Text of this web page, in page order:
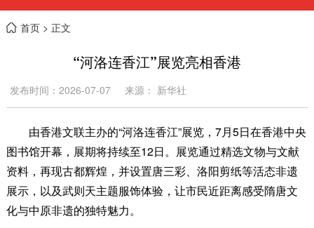
首页> 正文
“河洛连香江”展览亮相香港
发布时间：2026-07-07 来源： 新华社
由香港文联主办的“河洛连香江”展览，7月5日在香港中央
图书馆开幕，展期将持续至12日。展览通过精选文物与文献
资料，再现古都辉煌，并设置唐三彩、洛阳剪纸等活态非遗
展示，以及武则天主题服饰体验，让市民近距离感受隋唐文
化与中原非遗的独特魅力。